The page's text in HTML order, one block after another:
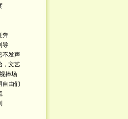
奔
导
不发声
，文艺
捧场
自由们